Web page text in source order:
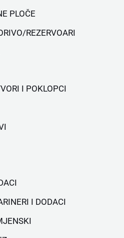
PLOČE
REZERVOARI
I POKLOPCI
I DODACI